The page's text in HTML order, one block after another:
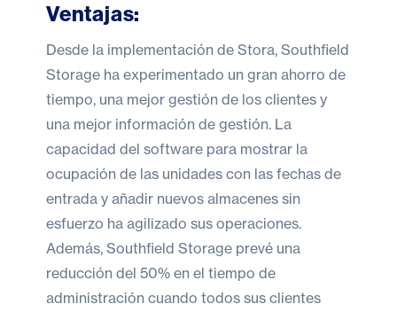
Ventajas:
Desde la implementación de Stora, Southfield
Storage ha experimentado un gran ahorro de
tiempo, una mejor gestión de los clientes y
una mejor información de gestión. La
capacidad del software para mostrar la
ocupación de las unidades con las fechas de
entrada y añadir nuevos almacenes sin
esfuerzo ha agilizado sus operaciones.
Además, Southfield Storage prevé una
reducción del 50% en el tiempo de
administración cuando todos sus clientes